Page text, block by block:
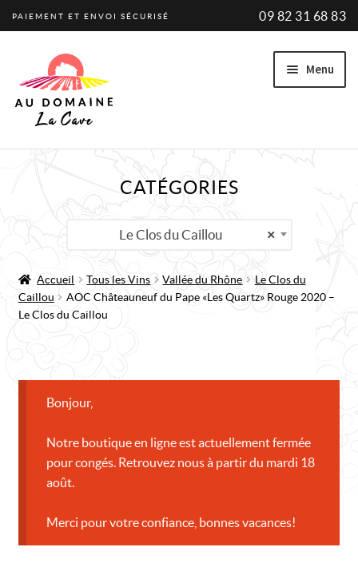
PAIEMENT ET ENVOI SÉCURISÉ 09 82 31 68 83
la
navigation
au
contenu
Menu
enfant
A PROPOS
CATÉGORIES
×
Le Clos du Caillou
Accueil Tous les Vins Vallée du Rhône
Le Clos du
Caillou
AOC Châteauneuf du Pape « Les Quartz » Rouge 2020 –
Le Clos du Caillou
Bonjour,
Notre boutique en ligne est actuellement fermée
pour congés. Retrouvez nous à partir du mardi 18
août.
Merci pour votre confiance, bonnes vacances!